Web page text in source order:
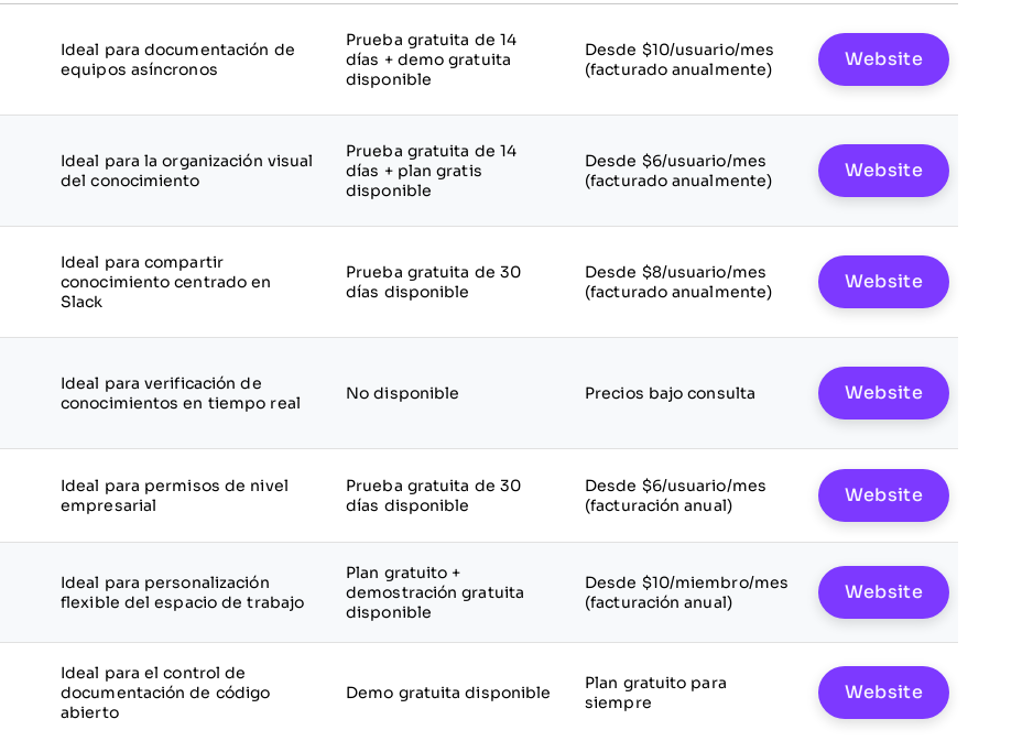
Ideal para documentación de
equipos asíncronos
Prueba gratuita de 14
días + demo gratuita
disponible
Desde $10/usuario/mes
(facturado anualmente)
Website
Ideal para la organización visual
del conocimiento
Prueba gratuita de 14
días + plan gratis
disponible
Desde $6/usuario/mes
(facturado anualmente)
Website
Ideal para compartir
conocimiento centrado en
Slack
Prueba gratuita de 30
días disponible
Desde $8/usuario/mes
(facturado anualmente)
Website
Ideal para verificación de
conocimientos en tiempo real
No disponible Precios bajo consulta Website
Ideal para permisos de nivel
empresarial
Prueba gratuita de 30
días disponible
Desde $6/usuario/mes
(facturación anual)
Website
Ideal para personalización
flexible del espacio de trabajo
Plan gratuito +
demostración gratuita
disponible
Desde $10/miembro/mes
(facturación anual)
Website
Ideal para el control de
documentación de código
abierto
Demo gratuita disponible
Plan gratuito para
siempre
Website